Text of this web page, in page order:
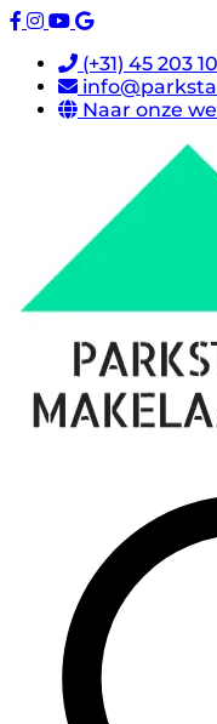
(+31) 45 203
Naar onze